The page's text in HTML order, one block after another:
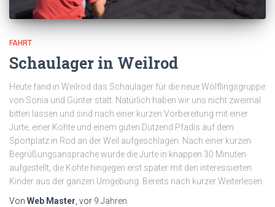
FAHRT
Schaulager in Weilrod
Heute fand in Weilrod das Schaulager für die neue Wölflingsgruppe
von Sonia und Günter statt. Natürlich haben wir uns nicht zweimal
bitten lassen und sind nach einer kurzen Vorbereitung mit einer
Jurte, einer Kohte und einem guten Dutzend Pfadis auf dem
Sportplatz in Rod an der Weil aufgeschlagen. Nach einer kurzen
Begrüßungsansprache wurde die Jurte in knappen 30 Minuten
aufgestellt, die Kohte hingegen erst später mit den interessierten
Kinder aus der ganzen Umgebung. Bereits nach kurzer Weiterlesen
Von Web Master , vor 9 Jahren